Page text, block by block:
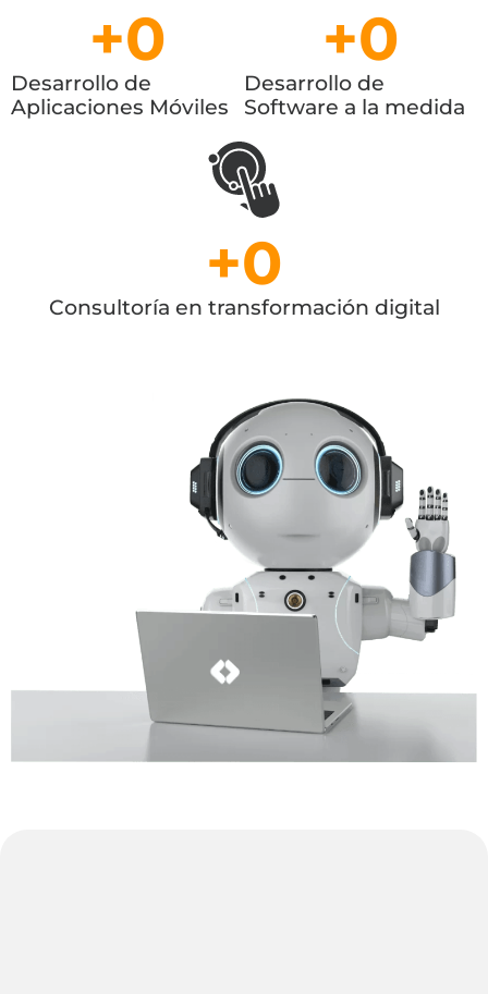
Desarrollo de
Aplicaciones Móviles
+0
Desarrollo de
Software a la medida
+0
Consultoría en transformación digital
+0